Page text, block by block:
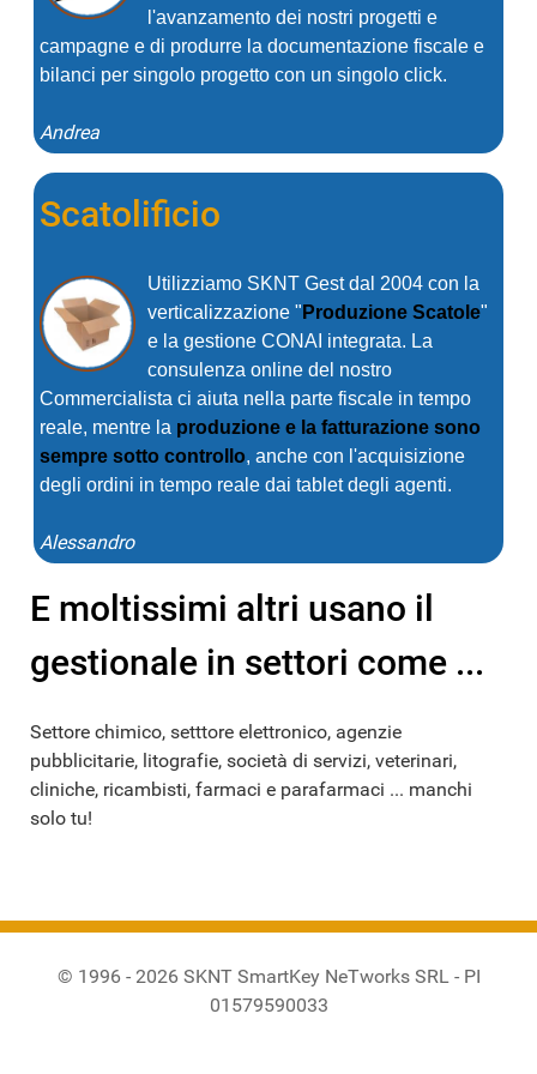
l'avanzamento dei nostri progetti e
campagne e di produrre la documentazione fiscale e
bilanci per singolo progetto con un singolo click.
Andrea
Scatolificio
Utilizziamo SKNT Gest dal 2004 con la
verticalizzazione " Produzione Scatole"
e la gestione CONAI integrata. La
consulenza online del nostro
Commercialista ci aiuta nella parte fiscale in tempo
reale, mentre la produzione e la fatturazione sono
sempre sotto controllo, anche con l'acquisizione
degli ordini in tempo reale dai tablet degli agenti.
Alessandro
E moltissimi altri usano il
gestionale in settori come ...
Settore chimico, setttore elettronico, agenzie
pubblicitarie, litografie, società di servizi, veterinari,
cliniche, ricambisti, farmaci e parafarmaci ... manchi
solo tu!
© 1996 - 2026 SKNT SmartKey NeTworks SRL - PI
01579590033